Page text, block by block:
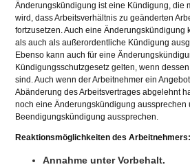
Änderungskündigung ist eine Kündigung, die
wird, dass Arbeitsverhältnis zu geänderten
fortzusetzen. Auch eine Änderungskündigung
als auch als außerordentliche Kündigung
Ebenso kann auch für eine
Kündigungsschutzgesetz gelten, wenn
sind. Auch wenn der Arbeitnehmer ein
Abänderung des Arbeitsvertrages abgelehnt
noch eine Änderungskündigung aussprechen
Beendigungskündigung aussprechen.
Reaktionsmöglichkeiten des Arbeitnehmers:
Annahme unter Vorbehalt.